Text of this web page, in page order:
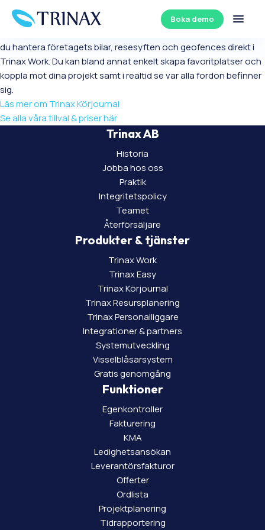
Boka demo
Integration Trinax Körjournal
Med en koppling mellan Trinax Work och Trinax Körjournal kan
du hantera företagets bilar, resesyften och geofences direkt i
Trinax Work. Du kan bland annat enkelt skapa favoritplatser och
koppla mot dina projekt samt i realtid se var alla fordon befinner
sig.
Läs mer om Trinax Körjournal
Se alla våra tillval & priser här
Trinax AB
Historia
Jobba hos oss
Praktik
Integritetspolicy
Teamet
Återförsäljare
Produkter & tjänster
Trinax Work
Trinax Easy
Trinax Körjournal
Trinax Resursplanering
Trinax Personalliggare
Integrationer & partners
Systemutveckling
Visselblåsarsystem
Gratis genomgång
Funktioner
Egenkontroller
Fakturering
KMA
Ledighetsansökan
Leverantörsfakturor
Offerter
Ordlista
Projektplanering
Tidrapportering